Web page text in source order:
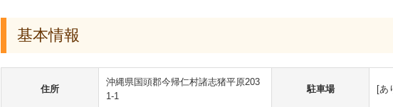
基本情報
住所
沖縄県国頭郡今帰仁村諸志猪平原203
1-1
駐車場 [あ